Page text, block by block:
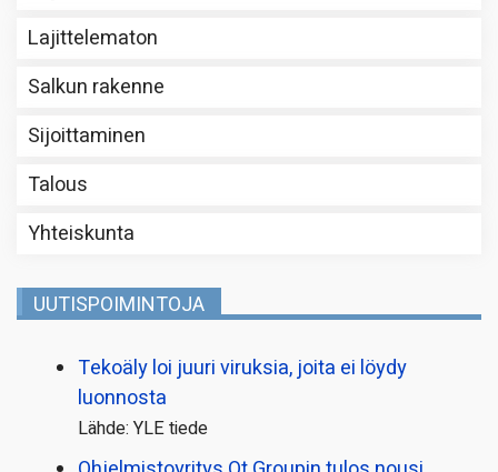
Lajittelematon
Salkun rakenne
Sijoittaminen
Talous
Yhteiskunta
UUTISPOIMINTOJA
Tekoäly loi juuri viruksia, joita ei löydy
luonnosta
Lähde: YLE tiede